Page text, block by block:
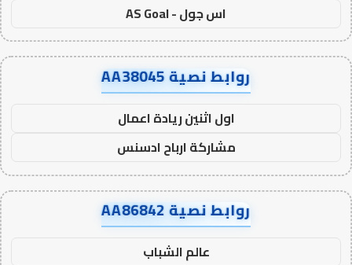
اس جول - AS Goal
روابط نصية AA38045
اول اثنين ريادة اعمال
مشاركة ارباح ادسنس
روابط نصية AA86842
عالم الشباب